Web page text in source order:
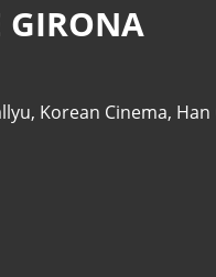
GIRONA
, Korean Cinema, Han